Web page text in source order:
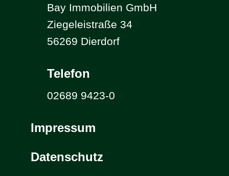
Bay Immobilien GmbH
Ziegeleistraße 34
56269 Dierdorf
Telefon
02689 9423-0
Impressum
Datenschutz